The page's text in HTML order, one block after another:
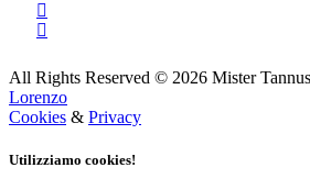
All Rights Reserved © 2026 Mister
Lorenzo
Cookies & Privacy
Utilizziamo cookies!